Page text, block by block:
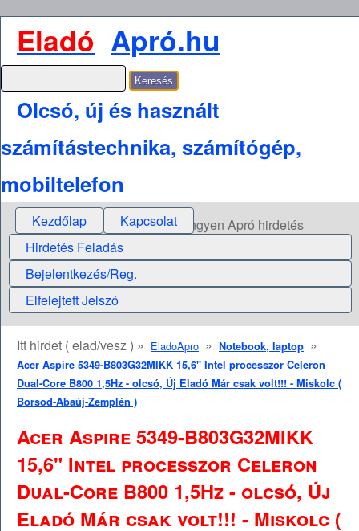
Eladó Apró.hu
Olcsó, új és használt
számítástechnika, számítógép,
mobiltelefon
Kezdőlap Kapcsolat
Ingyen Apró hirdetés
Hirdetés Feladás
Bejelentkezés/Reg.
Elfelejtett Jelszó
Itt hirdet ( elad/vesz ) » EladoApro » Notebook, laptop »
Acer Aspire 5349-B803G32MIKK 15,6" Intel processzor Celeron
Dual-Core B800 1,5Hz - olcsó, Új Eladó Már csak volt!!! - Miskolc (
Borsod-Abaúj-Zemplén )
Acer Aspire 5349-B803G32MIKK
15,6" Intel processzor Celeron
Dual-Core B800 1,5Hz - olcsó, Új
Eladó Már csak volt!!! - Miskolc (